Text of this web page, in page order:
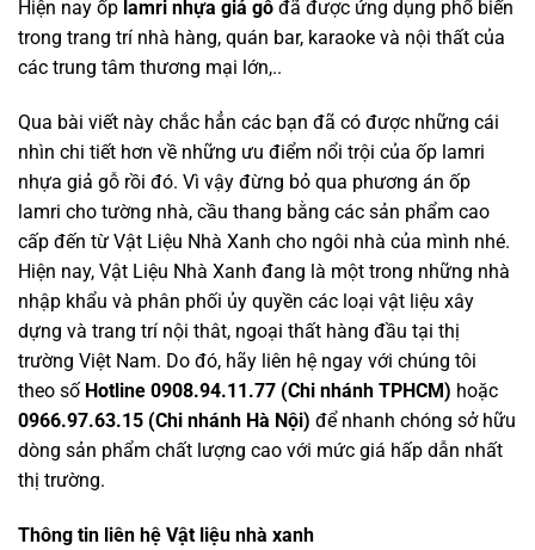
Hiện nay ốp lamri nhựa giả gỗ đã được ứng dụng phổ biến
trong trang trí nhà hàng, quán bar, karaoke và nội thất của
các trung tâm thương mại lớn,..
Qua bài viết này chắc hẳn các bạn đã có được những cái
nhìn chi tiết hơn về những ưu điểm nổi trội của ốp lamri
nhựa giả gỗ rồi đó. Vì vậy đừng bỏ qua phương án ốp
lamri cho tường nhà, cầu thang bằng các sản phẩm cao
cấp đến từ Vật Liệu Nhà Xanh cho ngôi nhà của mình nhé.
Hiện nay, Vật Liệu Nhà Xanh đang là một trong những nhà
nhập khẩu và phân phối ủy quyền các loại vật liệu xây
dựng và trang trí nội thât, ngoại thất hàng đầu tại thị
trường Việt Nam. Do đó, hãy liên hệ ngay với chúng tôi
theo số Hotline 0908.94.11.77 (Chi nhánh TPHCM) hoặc
0966.97.63.15 (Chi nhánh Hà Nội) để nhanh chóng sở hữu
dòng sản phẩm chất lượng cao với mức giá hấp dẫn nhất
thị trường.
Thông tin liên hệ Vật liệu nhà xanh